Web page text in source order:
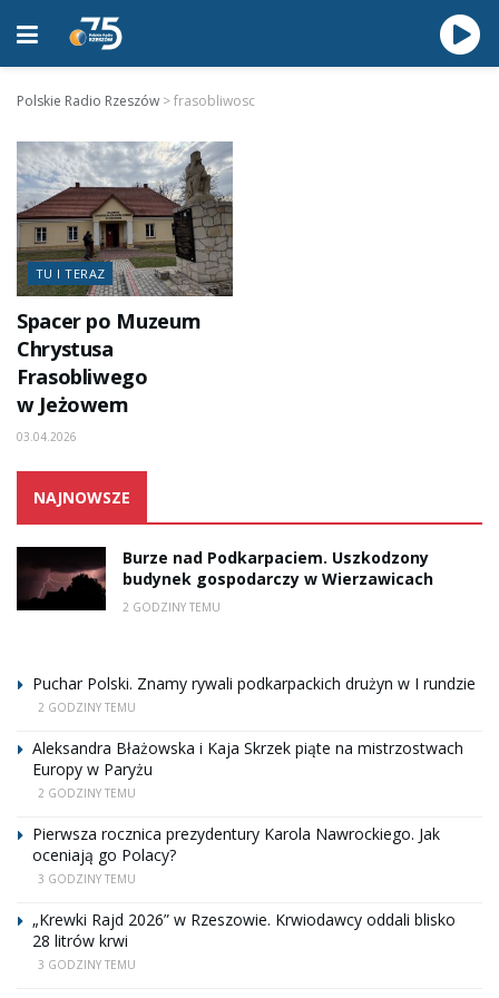
Polskie Radio Rzeszów >frasobliwosc
TU I TERAZ
Spacer po Muzeum
Chrystusa
Frasobliwego
w Jeżowem
03.04.2026
NAJNOWSZE
Burze nad Podkarpaciem. Uszkodzony
budynek gospodarczy w Wierzawicach
2 GODZINY TEMU
Puchar Polski. Znamy rywali podkarpackich drużyn w I rundzie
2 GODZINY TEMU
Aleksandra Błażowska i Kaja Skrzek piąte na mistrzostwach
Europy w Paryżu
2 GODZINY TEMU
Pierwsza rocznica prezydentury Karola Nawrockiego. Jak
oceniają go Polacy?
3 GODZINY TEMU
„Krewki Rajd 2026” w Rzeszowie. Krwiodawcy oddali blisko
28 litrów krwi
3 GODZINY TEMU